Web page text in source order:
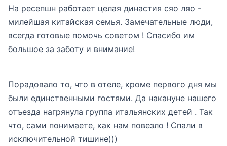
На ресепшн работает целая династия сяо ляо -
милейшая китайская семья. Замечательные люди,
всегда готовые помочь советом ! Спасибо им
большое за заботу и внимание!
Порадовало то, что в отеле, кроме первого дня мы
были единственными гостями. Да накануне нашего
отъезда нагрянула группа итальянских детей . Так
что, сами понимаете, как нам повезло ! Спали в
исключительной тишине)))